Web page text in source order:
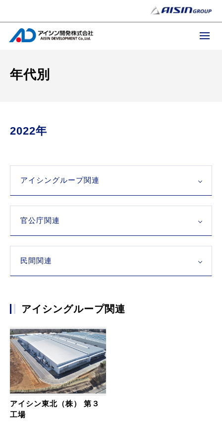
年代別
2022年
アイシングループ関連
官公庁関連
民間関連
アイシングループ関連
アイシン東北（株） 第３
工場